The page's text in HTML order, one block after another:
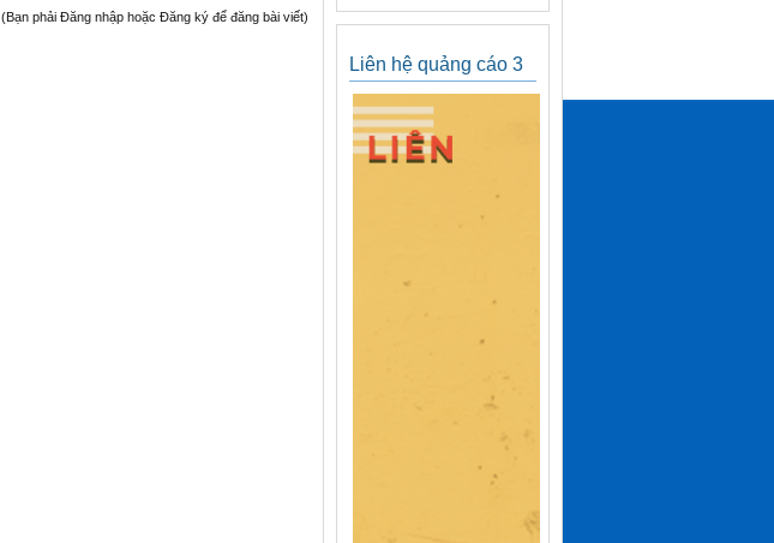
(Bạn phải Đăng nhập hoặc Đăng ký để đăng bài viết)
Liên hệ quảng cáo 3